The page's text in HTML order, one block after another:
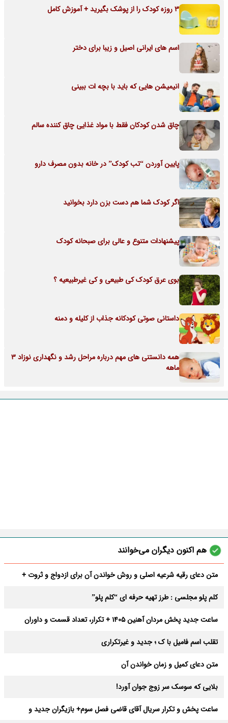
3 روزه کودک را از پوشک بگیرید + آموزش کامل
اسم های ایرانی اصیل و زیبا برای دختر
انیمیشن هایی که باید با بچه ات ببینی
چاق شدن کودکان فقط با مواد غذایی چاق کننده سالم
پایین آوردن “تب کودک” در خانه بدون مصرف دارو
اگر کودک شما هم دست بزن دارد بخوانید
پیشنهادات متنوع و عالی برای صبحانه کودک
بوی عرق کودک کی طبیعی و کی غیرطبیعیه ؟
داستانی صوتی کودکانه جذاب از کلیله و دمنه
همه دانستنی های مهم درباره مراحل رشد و نگهداری نوزاد 3
ماهه
هم اکنون دیگران می‌خوانند
متن دعای رقیه شرعیه اصلی و روش خواندن آن برای ازدواج و ثروت +
کلم پلو مجلسی : طرز تهیه حرفه ای “کلم پلو”
ساعت جدید پخش مردان آهنین 1405 + تکرار، تعداد قسمت و داوران
تقلب اسم فامیل با ک ؛ جدید و غیرتکراری
متن دعای کمیل و زمان خواندن آن
بلایی که سوسک سر زوج جوان آورد!
ساعت پخش و تکرار سریال آقای قاضی فصل سوم+ بازیگران جدید و